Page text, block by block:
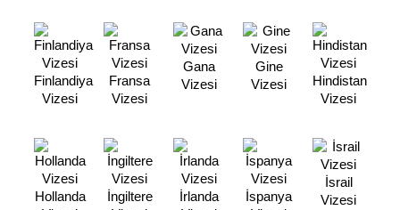
Finlandiya
Vizesi
Fransa
Vizesi
Gana
Vizesi
Gine
Vizesi
Hindistan
Vizesi
Hollanda
İngiltere
İrlanda
İspanya
İsrail
Vizesi